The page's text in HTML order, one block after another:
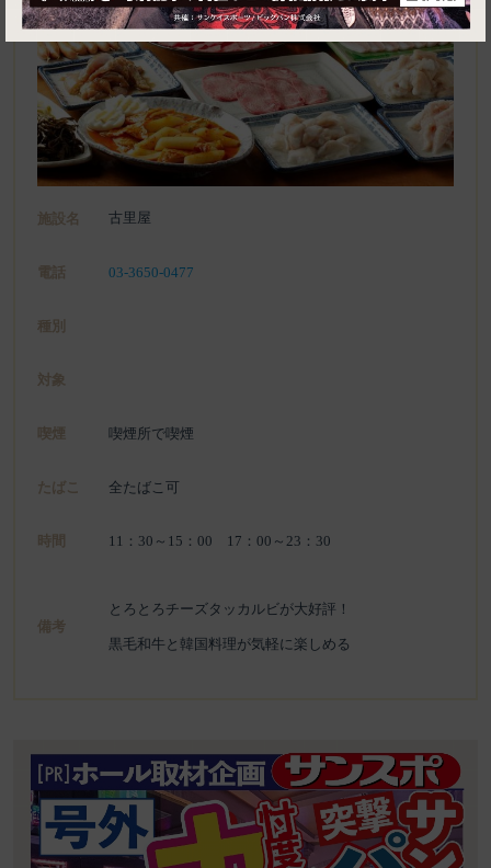
施設名 古里屋
電話 03-3650-0477
種別
対象
喫煙 喫煙所で喫煙
たばこ 全たばこ可
時間 11：30～15：00 17：00～23：30
備考
とろとろチーズタッカルビが大好評！
黒毛和牛と韓国料理が気軽に楽しめる